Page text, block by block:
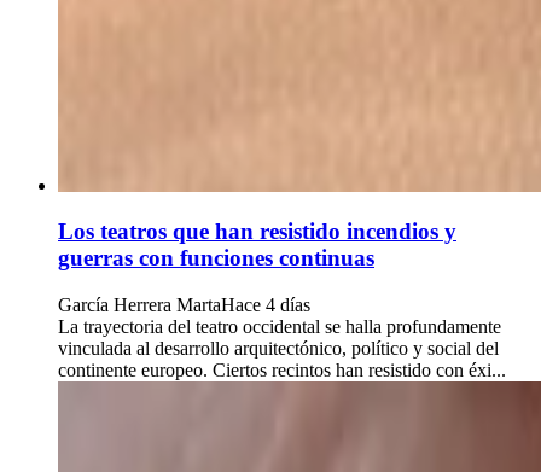
Los teatros que han resistido incendios y
guerras con funciones continuas
García Herrera MartaHace 4 días
La trayectoria del teatro occidental se halla profundamente
vinculada al desarrollo arquitectónico, político y social del
continente europeo. Ciertos recintos han resistido con éxi...